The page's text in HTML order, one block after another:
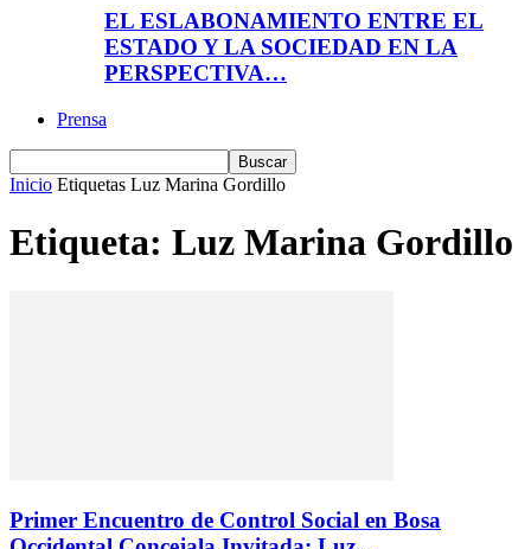
EL ESLABONAMIENTO ENTRE EL
ESTADO Y LA SOCIEDAD EN LA
PERSPECTIVA…
Prensa
Inicio Etiquetas Luz Marina Gordillo
Etiqueta: Luz Marina Gordillo
Primer Encuentro de Control Social en Bosa